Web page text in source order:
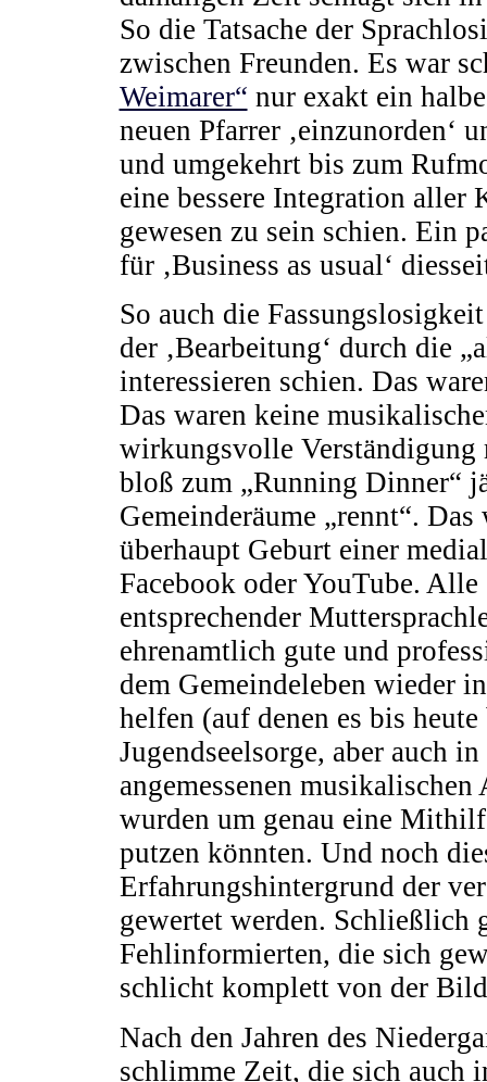
So die Tatsache der
zwischen Freunden. Es war
Weimarer“ nur exakt ein
neuen Pfarrer ‚einzunorden‘
und umgekehrt bis zum
eine bessere Integration aller
gewesen zu sein schien. Ein
für ‚Business as usual‘
So auch die
der ‚Bearbeitung‘ durch die
interessieren schien. Das
Das waren keine
wirkungsvolle Verständigung
bloß zum „Running Dinner“
Gemeinderäume „rennt“.
überhaupt Geburt einer
Facebook oder YouTube.
entsprechender
ehrenamtlich gute und
dem Gemeindeleben wieder
helfen (auf denen es bis
Jugendseelsorge, aber auch
angemessenen
wurden um genau eine
putzen könnten. Und noch
Erfahrungshintergrund der
gewertet werden. Schließlich
Fehlinformierten, die sich
schlicht komplett von der
Nach den Jahren des
schlimme Zeit, die sich auch